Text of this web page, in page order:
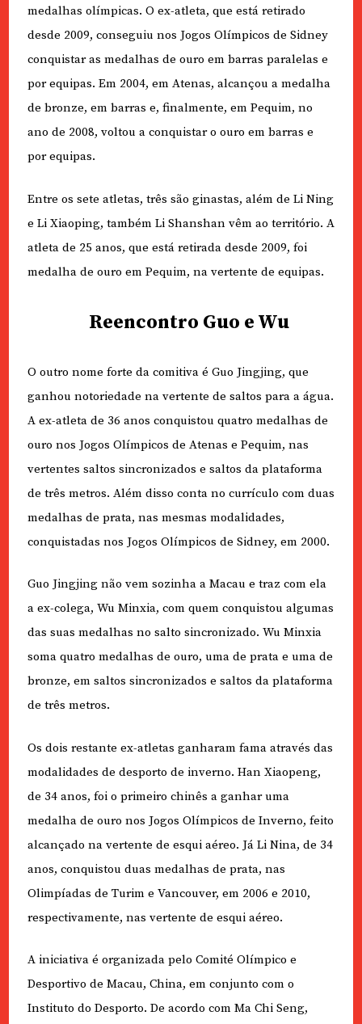
medalhas olímpicas. O ex-atleta, que está retirado
desde 2009, conseguiu nos Jogos Olímpicos de Sidney
conquistar as medalhas de ouro em barras paralelas e
por equipas. Em 2004, em Atenas, alcançou a medalha
de bronze, em barras e, finalmente, em Pequim, no
ano de 2008, voltou a conquistar o ouro em barras e
por equipas.
Entre os sete atletas, três são ginastas, além de Li Ning
e Li Xiaoping, também Li Shanshan vêm ao território. A
atleta de 25 anos, que está retirada desde 2009, foi
medalha de ouro em Pequim, na vertente de equipas.
Reencontro Guo e Wu
O outro nome forte da comitiva é Guo Jingjing, que
ganhou notoriedade na vertente de saltos para a água.
A ex-atleta de 36 anos conquistou quatro medalhas de
ouro nos Jogos Olímpicos de Atenas e Pequim, nas
vertentes saltos sincronizados e saltos da plataforma
de três metros. Além disso conta no currículo com duas
medalhas de prata, nas mesmas modalidades,
conquistadas nos Jogos Olímpicos de Sidney, em 2000.
Guo Jingjing não vem sozinha a Macau e traz com ela
a ex-colega, Wu Minxia, com quem conquistou algumas
das suas medalhas no salto sincronizado. Wu Minxia
soma quatro medalhas de ouro, uma de prata e uma de
bronze, em saltos sincronizados e saltos da plataforma
de três metros.
Os dois restante ex-atletas ganharam fama através das
modalidades de desporto de inverno. Han Xiaopeng,
de 34 anos, foi o primeiro chinês a ganhar uma
medalha de ouro nos Jogos Olímpicos de Inverno, feito
alcançado na vertente de esqui aéreo. Já Li Nina, de 34
anos, conquistou duas medalhas de prata, nas
Olimpíadas de Turim e Vancouver, em 2006 e 2010,
respectivamente, nas vertente de esqui aéreo.
A iniciativa é organizada pelo Comité Olímpico e
Desportivo de Macau, China, em conjunto com o
Instituto do Desporto. De acordo com Ma Chi Seng,